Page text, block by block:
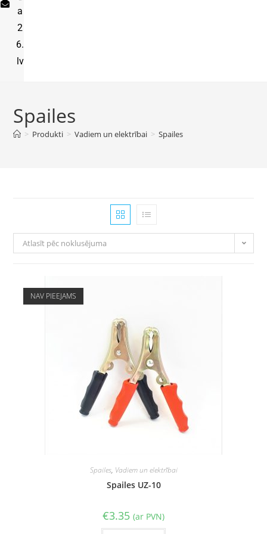
a
2
6.
lv
Spailes
> Produkti > Vadiem un elektrībai > Spailes
Atlasīt pēc noklusējuma
NAV PIEEJAMS
Spailes, Vadiem un elektrībai
Spailes UZ-10
€3.35 (ar PVN)